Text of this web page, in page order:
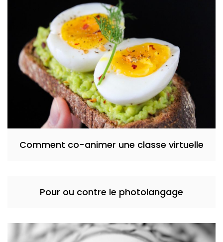
Comment co-animer une classe virtuelle
Pour ou contre le photolangage